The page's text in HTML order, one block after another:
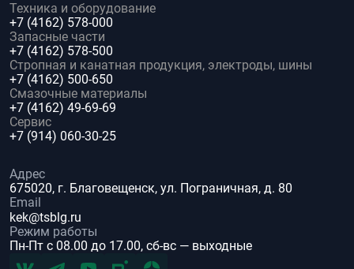
Техника и оборудование
+7 (4162) 578-000
Запасные части
+7 (4162) 578-500
Стропная и канатная продукция, электроды, шины
+7 (4162) 500-650
Смазочные материалы
+7 (4162) 49-69-69
Сервис
+7 (914) 060-30-25
Адрес
675020, г. Благовещенск, ул. Пограничная, д. 80
Email
kek@tsblg.ru
Режим работы
Пн-Пт с 08.00 до 17.00, сб-вс — выходные